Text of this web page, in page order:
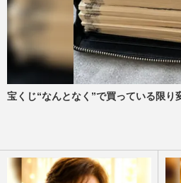
宝くじ“なんとなく”で買っている限り